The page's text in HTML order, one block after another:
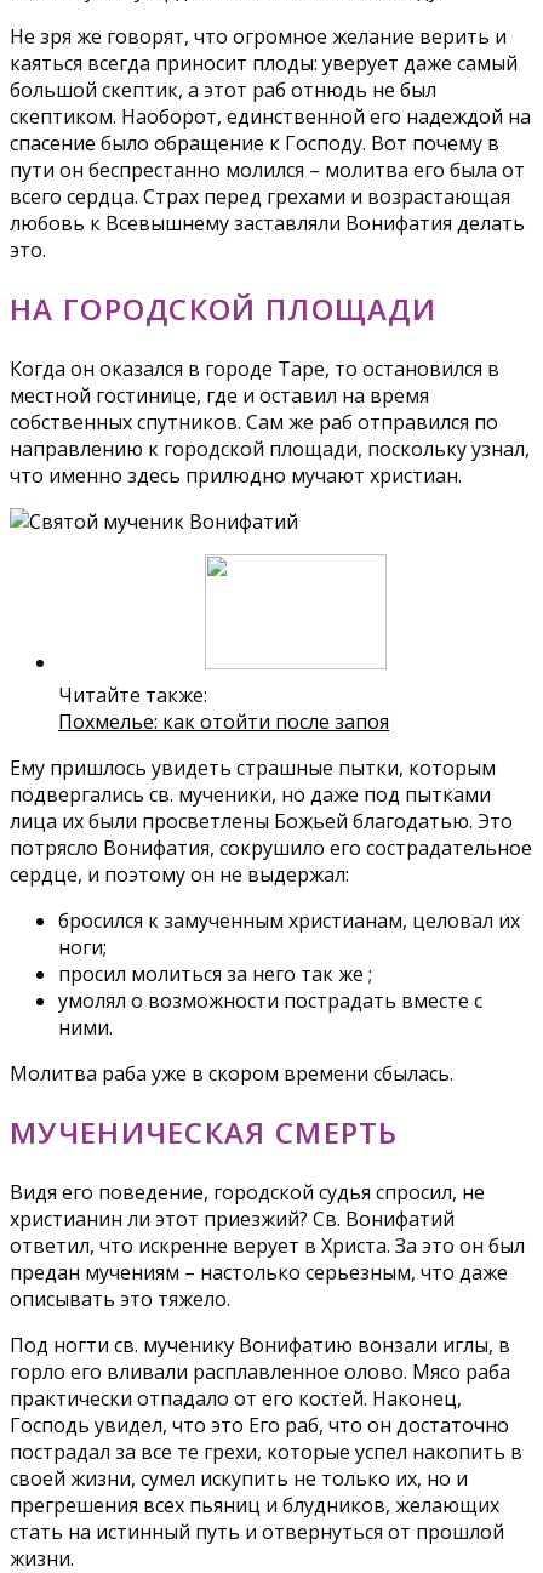
Не зря же говорят, что огромное желание верить и
каяться всегда приносит плоды: уверует даже самый
большой скептик, а этот раб отнюдь не был
скептиком. Наоборот, единственной его надеждой на
спасение было обращение к Господу. Вот почему в
пути он беспрестанно молился – молитва его была от
всего сердца. Страх перед грехами и возрастающая
любовь к Всевышнему заставляли Вонифатия делать
это.
НА ГОРОДСКОЙ ПЛОЩАДИ
Когда он оказался в городе Таре, то остановился в
местной гостинице, где и оставил на время
собственных спутников. Сам же раб отправился по
направлению к городской площади, поскольку узнал,
что именно здесь прилюдно мучают христиан.
Читайте также:
Похмелье: как отойти после запоя
Ему пришлось увидеть страшные пытки, которым
подвергались св. мученики, но даже под пытками
лица их были просветлены Божьей благодатью. Это
потрясло Вонифатия, сокрушило его сострадательное
сердце, и поэтому он не выдержал:
бросился к замученным христианам, целовал их
ноги;
просил молиться за него так же ;
умолял о возможности пострадать вместе с
ними.
Молитва раба уже в скором времени сбылась.
МУЧЕНИЧЕСКАЯ СМЕРТЬ
Видя его поведение, городской судья спросил, не
христианин ли этот приезжий? Св. Вонифатий
ответил, что искренне верует в Христа. За это он был
предан мучениям – настолько серьезным, что даже
описывать это тяжело.
Под ногти св. мученику Вонифатию вонзали иглы, в
горло его вливали расплавленное олово. Мясо раба
практически отпадало от его костей. Наконец,
Господь увидел, что это Его раб, что он достаточно
пострадал за все те грехи, которые успел накопить в
своей жизни, сумел искупить не только их, но и
прегрешения всех пьяниц и блудников, желающих
стать на истинный путь и отвернуться от прошлой
жизни.